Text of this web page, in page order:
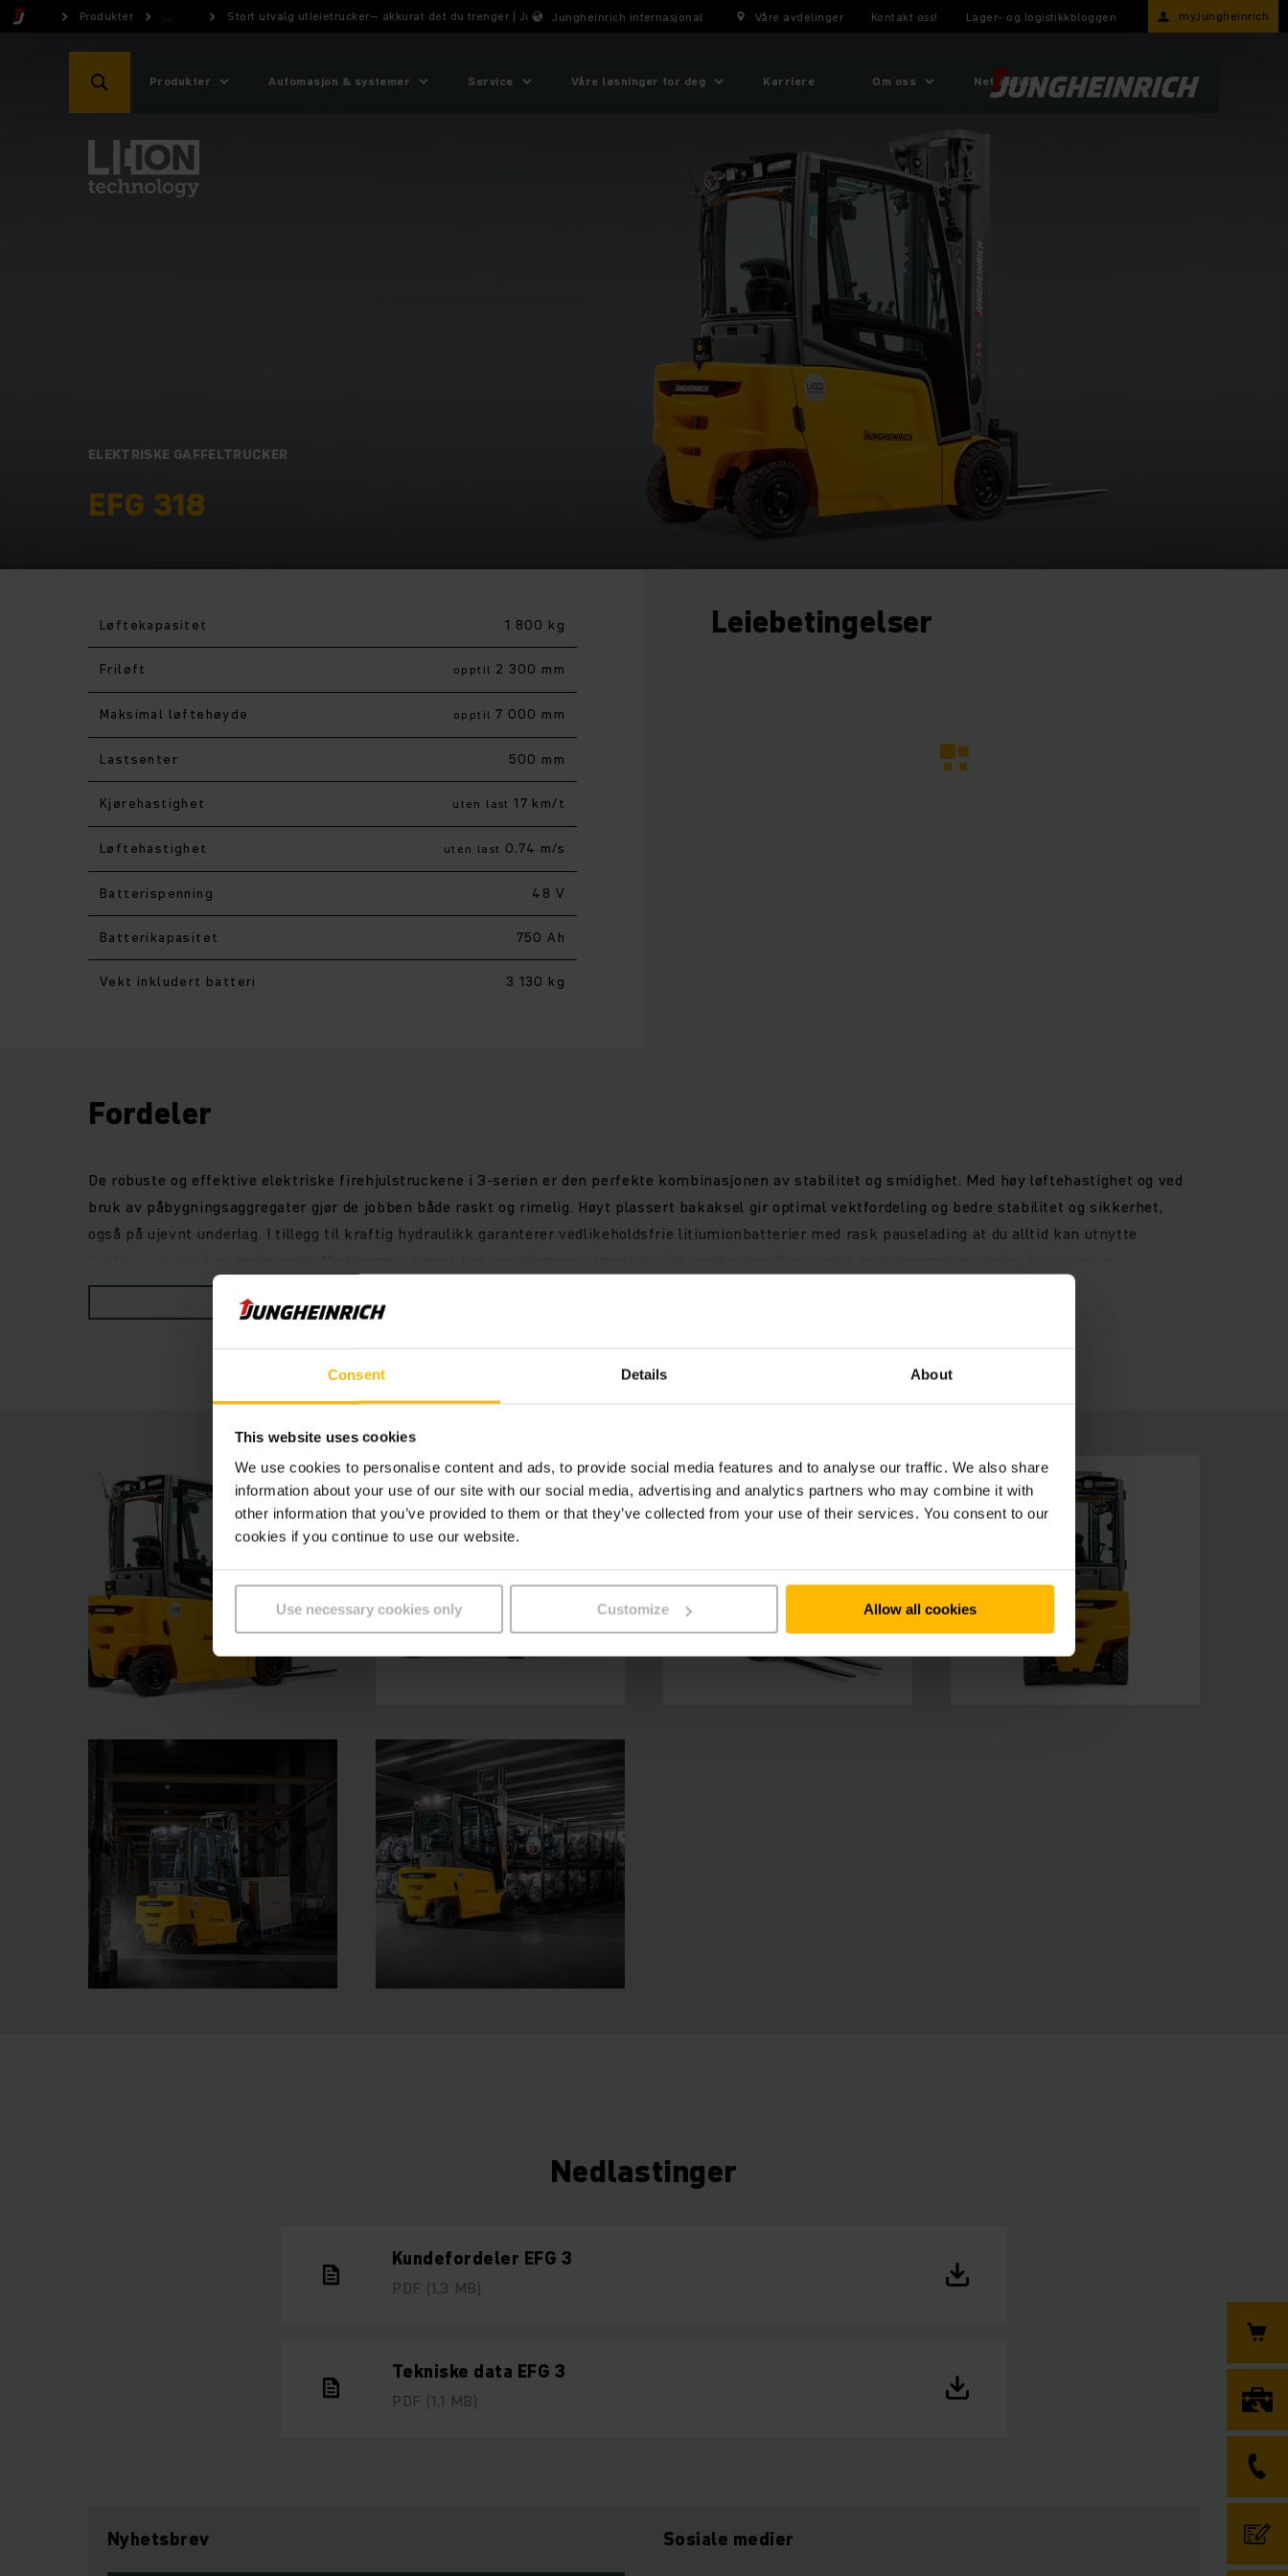
Consent Details About
This website uses cookies
We use cookies to personalise content and ads, to provide social media features and to analyse our traffic. We also share
information about your use of our site with our social media, advertising and analytics partners who may combine it with
other information that you’ve provided to them or that they’ve collected from your use of their services. You consent to our
cookies if you continue to use our website.
Use necessary cookies only Customize Allow all cookies
Produkter ... Stort utvalg utleietrucker– akkurat det du trenger | JungheinrichJungheinrich internasjonal Våre avdelinger Kontakt oss! Lager- og logistikkbloggen myJungheinrich
Produkter Automasjon & systemer Service Våre løsninger for deg Karriere Om oss Nettbutikk
ELEKTRISKE GAFFELTRUCKER
EFG 318
Løftekapasitet 1 800 kg
Friløft opptil 2 300 mm
Maksimal løftehøyde opptil 7 000 mm
Lastsenter 500 mm
Kjørehastighet uten last 17 km/t
Løftehastighet uten last 0,74 m/s
Batterispenning 48 V
Batterikapasitet 750 Ah
Vekt inkludert batteri 3 130 kg
Leiebetingelser
Fordeler
De robuste og effektive elektriske firehjulstruckene i 3-serien er den perfekte kombinasjonen av stabilitet og smidighet. Med høy løftehastighet og ved
bruk av påbygningsaggregater gjør de jobben både raskt og rimelig. Høyt plassert bakaksel gir optimal vektfordeling og bedre stabilitet og sikkerhet,
også på ujevnt underlag. I tillegg til kraftig hydraulikk garanterer vedlikeholdsfrie litiumionbatterier med rask pauselading at du alltid kan utnytte
fargeskjermen med høy oppløsning gjør det avslappende å arbeide.
VIS MER
Nedlastinger
Kundefordeler EFG 3
PDF (1,3 MB)
Tekniske data EFG 3
PDF (1,1 MB)
Nyhetsbrev Sosiale medier